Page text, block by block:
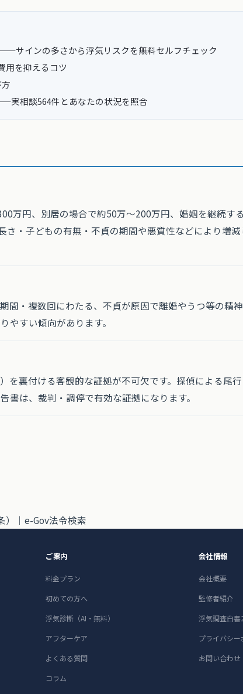
——サインの多さから浮気リスクを無料セルフチェック
を抑えるコツ
実相談564件とあなたの状況を照合
万円、別居の場合で約50万〜200万円、婚姻を継続す
・子どもの有無・不貞の期間や悪質性などにより増減
間・複数回にわたる、不貞が原因で離婚やうつ等の精
やすい傾向があります。
を裏付ける客観的な証拠が不可欠です。探偵による尾
書は、裁判・調停で有効な証拠になります。
｜ e-Gov法令検索
ご案内
料金プラン
初めての方へ
浮気診断（AI・無料）
アフターケア
よくある質問
コラム
会社情報
会社概要
監修者紹介
浮気調査白書
プライバシー
お問い合わせ